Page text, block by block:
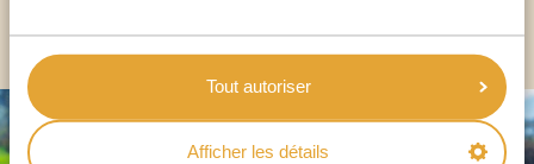
Tout autoriser
Afficher les détails